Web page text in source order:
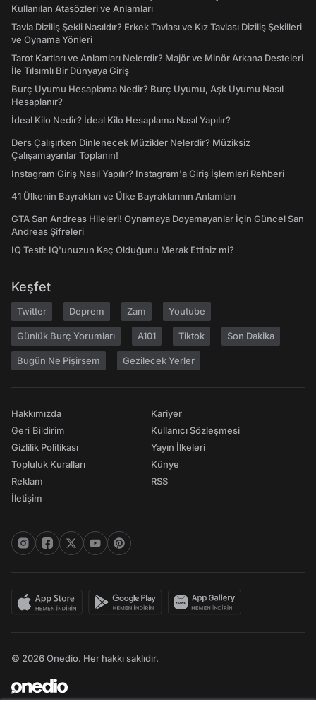
Kullanılan Atasözleri ve Anlamları
Tavla Diziliş Şekli Nasıldır? Erkek Tavlası ve Kız Tavlası Diziliş Şekilleri
ve Oynama Yönleri
Tarot Kartları ve Anlamları Nelerdir? Majör ve Minör Arkana Desteleri
İle Tılsımlı Bir Dünyaya Giriş
Burç Uyumu Hesaplama Nedir? Burç Uyumu, Aşk Uyumu Nasıl
Hesaplanır?
İdeal Kilo Nedir? İdeal Kilo Hesaplama Nasıl Yapılır?
Ders Çalışırken Dinlenecek Müzikler Nelerdir? Müziksiz
Çalışamayanlar Toplanın!
Instagram Giriş Nasıl Yapılır? Instagram'a Giriş İşlemleri Rehberi
41 Ülkenin Bayrakları ve Ülke Bayraklarının Anlamları
GTA San Andreas Hileleri! Oynamaya Doyamayanlar İçin Güncel San
Andreas Şifreleri
IQ Testi: IQ'unuzun Kaç Olduğunu Merak Ettiniz mi?
Keşfet
Twitter Deprem Zam Youtube
Günlük Burç Yorumları A101 Tiktok Son Dakika
Bugün Ne Pişirsem Gezilecek Yerler
Hakkımızda
Geri Bildirim
Gizlilik Politikası
Topluluk Kuralları
Reklam
İletişim
Kariyer
Kullanıcı Sözleşmesi
Yayın İlkeleri
Künye
RSS
© 2026 Onedio. Her hakkı saklıdır.